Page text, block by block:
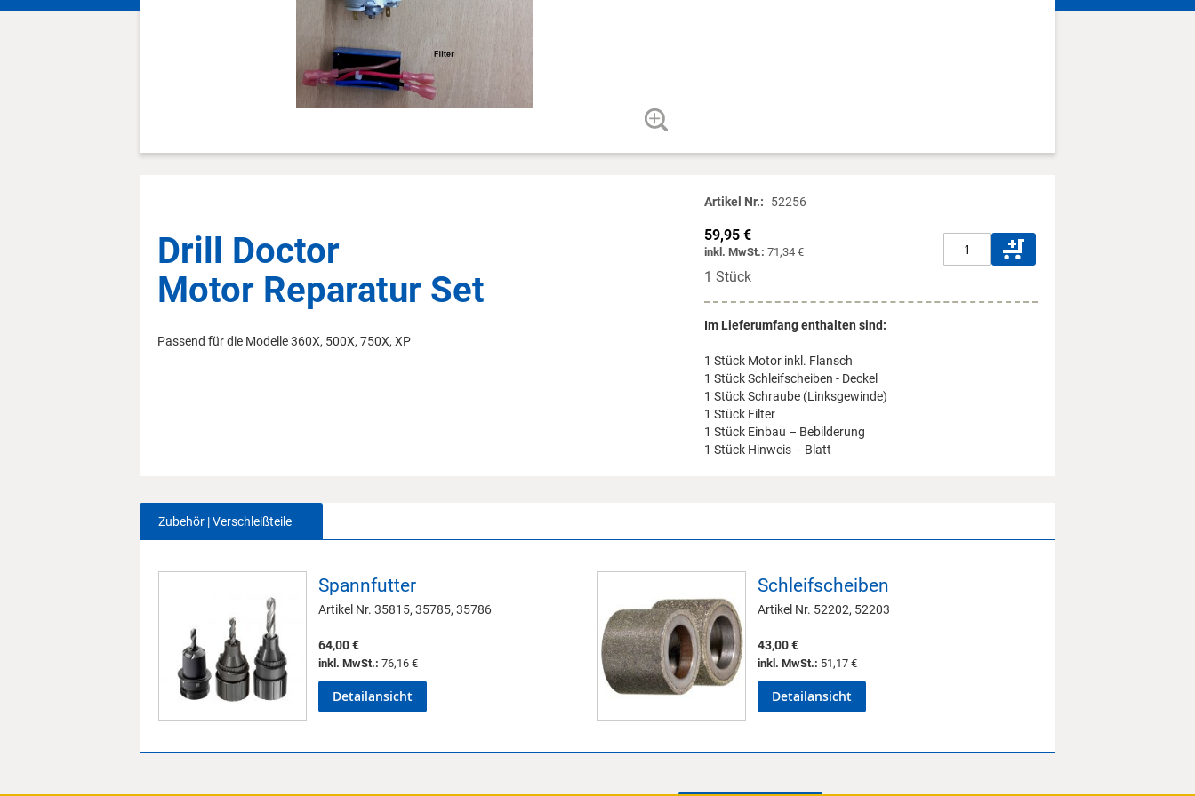
Drill Doctor
Motor Reparatur Set
Passend für die Modelle 360X, 500X, 750X, XP
Artikel Nr. 52256
59,95 €
inkl. MwSt.: 71,34 €
1 Stück
Im Lieferumfang enthalten sind:
1 Stück Motor inkl. Flansch
1 Stück Schleifscheiben - Deckel
1 Stück Schraube (Linksgewinde)
1 Stück Filter
1 Stück Einbau – Bebilderung
1 Stück Hinweis – Blatt
Zubehör | Verschleißteile
Spannfutter
Artikel Nr. 35815, 35785, 35786
64,00 €
inkl. MwSt.: 76,16 €
Detailansicht
Schleifscheiben
Artikel Nr. 52202, 52203
43,00 €
inkl. MwSt.: 51,17 €
Detailansicht